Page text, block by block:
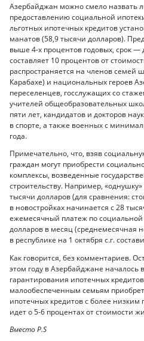
Азербайджан можно смело назвать
предоставлению социальной
льготных ипотечных кредитов
манатов (58,9 тысячи долларов).
выше 4-х процентов годовых, срок
составляет 10 процентов от
распространяется на членов семей
Карабахе) и национальных героев
переселенцев, госслужащих со
учителей общеобразовательных
пяти лет, кандидатов и докторов
в спорте, а также военных с
года.
Примечательно, что, взяв
граждан могут приобрести
комплексы, возведенные
строительству. Например,
тысячи долларов (для сравнения:
в новостройках начинается с 28
ежемесячный платеж по социальной
долларов в месяц (среднемесячная
в республике на 1 октября с.г.
Как говорится, без комментариев.
этом году в Азербайджане
гарантирования ипотечных
малообеспеченным семьям
ипотечных кредитов с более
идет о 5-6 процентах от стоимости
Вместо P.S